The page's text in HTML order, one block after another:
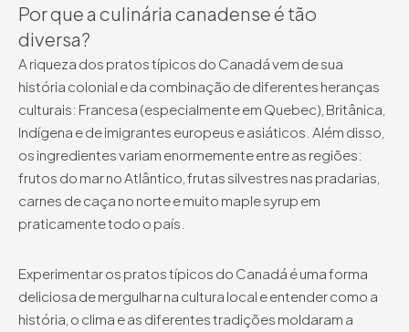
Por que a culinária canadense é tão
diversa?
A riqueza dos pratos típicos do Canadá vem de sua
história colonial e da combinação de diferentes heranças
culturais: Francesa (especialmente em Quebec), Britânica,
Indígena e de imigrantes europeus e asiáticos. Além disso,
os ingredientes variam enormemente entre as regiões:
frutos do mar no Atlântico, frutas silvestres nas pradarias,
carnes de caça no norte e muito maple syrup em
praticamente todo o país.
Experimentar os pratos típicos do Canadá é uma forma
deliciosa de mergulhar na cultura local e entender como a
história, o clima e as diferentes tradições moldaram a